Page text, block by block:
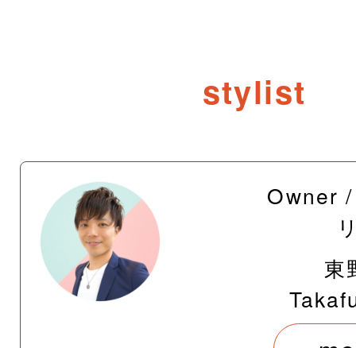
stylist
Owner
東